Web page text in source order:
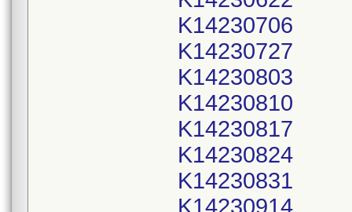
K14230706
K14230727
K14230803
K14230810
K14230817
K14230824
K14230831
K14230914